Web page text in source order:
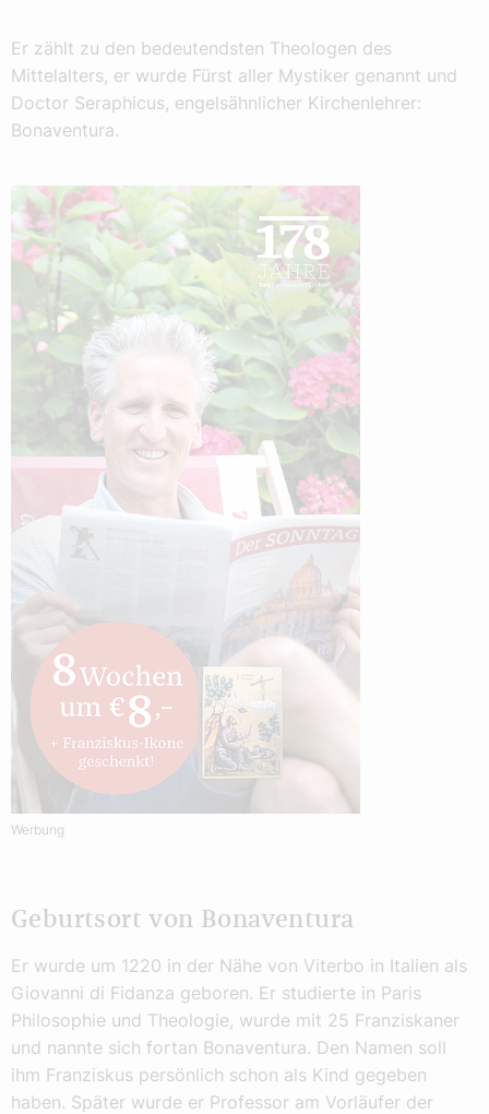
Er zählt zu den bedeutendsten Theologen des
Mittelalters, er wurde Fürst aller Mystiker genannt und
Doctor Seraphicus, engelsähnlicher Kirchenlehrer:
Bonaventura.
Werbung
Geburtsort von Bonaventura
Er wurde um 1220 in der Nähe von Viterbo in Italien als
Giovanni di Fidanza geboren. Er studierte in Paris
Philosophie und Theologie, wurde mit 25 Franziskaner
und nannte sich fortan Bonaventura. Den Namen soll
ihm Franziskus persönlich schon als Kind gegeben
haben. Später wurde er Professor am Vorläufer der